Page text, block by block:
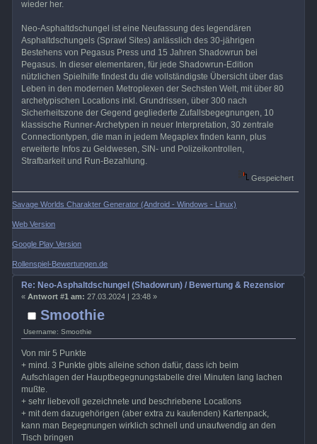
wieder her.
Neo-Asphaltdschungel ist eine Neufassung des legendären
Asphaltdschungels (Sprawl Sites) anlässlich des 30-jährigen
Bestehens von Pegasus Press und 15 Jahren Shadowrun bei
Pegasus. In dieser elementaren, für jede Shadowrun-Edition
nützlichen Spielhilfe findest du die vollständigste Übersicht über das
Leben in den modernen Metroplexen der Sechsten Welt, mit über 80
archetypischen Locations inkl. Grundrissen, über 300 nach
Sicherheitszone der Gegend gegliederte Zufallsbegegnungen, 10
klassische Runner-Archetypen in neuer Interpretation, 30 zentrale
Connectiontypen, die man in jedem Megaplex finden kann, plus
erweiterte Infos zu Geldwesen, SIN- und Polizeikontrollen,
Strafbarkeit und Run-Bezahlung.
Gespeichert
Savage Worlds Charakter Generator (Android - Windows - Linux)
Web Version
Google Play Version
Rollenspiel-Bewertungen.de
Smoothie
Username: Smoothie
Re: Neo-Asphaltdschungel (Shadowrun) / Bewertung & Rezensionen
« Antwort #1 am: 27.03.2024 | 23:48 »
Von mir 5 Punkte
+ mind. 3 Punkte gibts alleine schon dafür, dass ich beim
Aufschlagen der Hauptbegegnungstabelle drei Minuten lang lachen
mußte.
+ sehr liebevoll gezeichnete und beschriebene Locations
+ mit dem dazugehörigen (aber extra zu kaufenden) Kartenpack,
kann man Begegnungen wirklich schnell und unaufwendig an den
Tisch bringen